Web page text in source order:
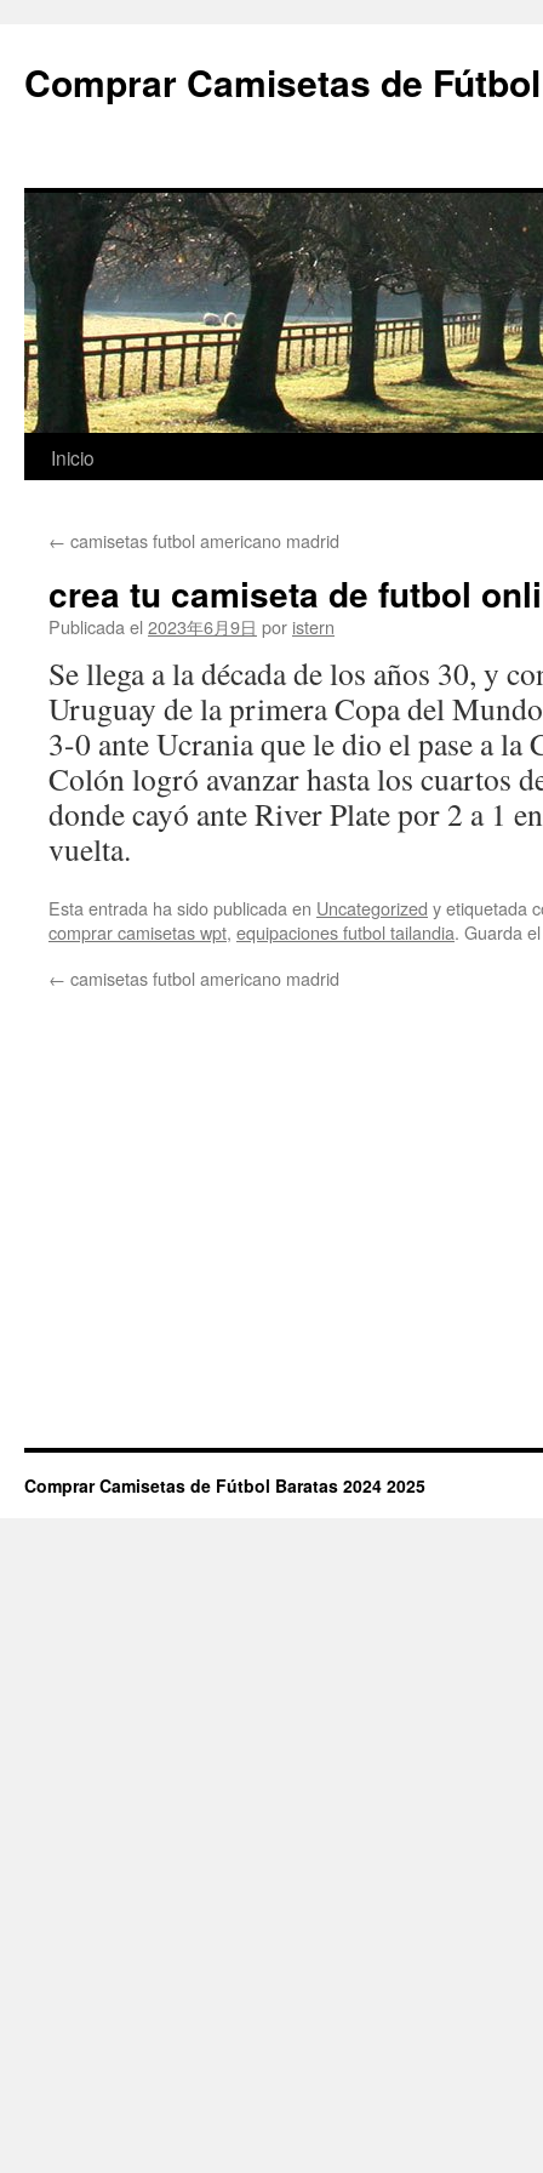
Comprar Camisetas de
Saltar
contenido
Inicio
← camisetas futbol americano madrid
crea tu camiseta de futbol
Publicada el 2023年6月9日 por istern
Se llega a la década de los años 30, y
Uruguay de la primera Copa del
3-0 ante Ucrania que le dio el pase a la
Colón logró avanzar hasta los cuartos
donde cayó ante River Plate por 2 a 1
vuelta.
Esta entrada ha sido publicada en Uncategorized y etiquetada
comprar camisetas wpt, equipaciones futbol tailandia. Guarda
← camisetas futbol americano madrid
Comprar Camisetas de Fútbol Baratas 2024 2025